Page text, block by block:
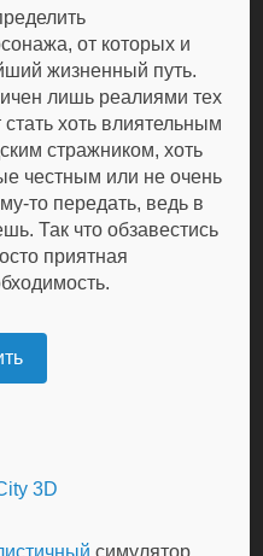
от которых и
жизненный путь.
лишь реалиями тех
хоть влиятельным
стражником, хоть
честным или не очень
то передать, ведь в
Так что обзавестись
приятная